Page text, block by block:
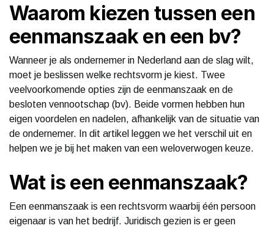
Waarom kiezen tussen een
eenmanszaak en een bv?
Wanneer je als ondernemer in Nederland aan de slag wilt,
moet je beslissen welke rechtsvorm je kiest. Twee
veelvoorkomende opties zijn de eenmanszaak en de
besloten vennootschap (bv). Beide vormen hebben hun
eigen voordelen en nadelen, afhankelijk van de situatie van
de ondernemer. In dit artikel leggen we het verschil uit en
helpen we je bij het maken van een weloverwogen keuze.
Wat is een eenmanszaak?
Een eenmanszaak is een rechtsvorm waarbij één persoon
eigenaar is van het bedrijf. Juridisch gezien is er geen